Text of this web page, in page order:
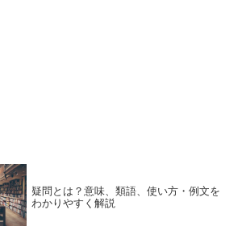
疑問とは？意味、類語、使い方・例文を
わかりやすく解説